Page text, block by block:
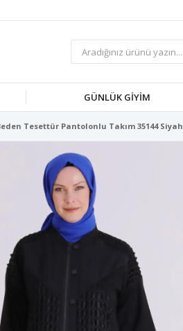
GÜNLÜK GİYİM
Tesettür Pantolonlu Takım 35144 Siyah